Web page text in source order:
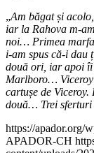
„Am băgat și
iar la Rahova m-
noi… Primea marfa
i-am spus că-i dau
două ori, iar apoi îi
Marlboro… Viceroy
cartușe de
două… Trei sferturi
https://apador.org/
APADOR-CH